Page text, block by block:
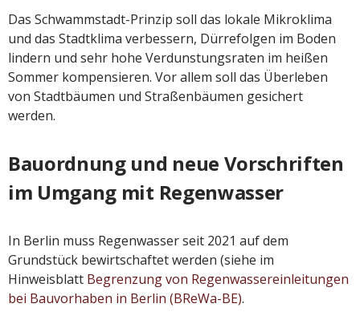
Das Schwammstadt-Prinzip soll das lokale Mikroklima
und das Stadtklima verbessern, Dürrefolgen im Boden
lindern und sehr hohe Verdunstungsraten im heißen
Sommer kompensieren. Vor allem soll das Überleben
von Stadtbäumen und Straßenbäumen gesichert
werden.
Bauordnung und neue Vorschriften
im Umgang mit Regenwasser
In Berlin muss Regenwasser seit 2021 auf dem
Grundstück bewirtschaftet werden (siehe im
Hinweisblatt Begrenzung von Regenwassereinleitungen
bei Bauvorhaben in Berlin (BReWa-BE).